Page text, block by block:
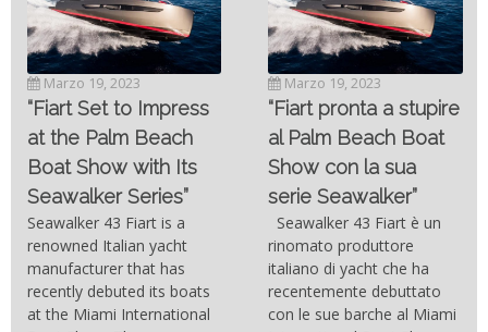
Marzo 19, 2023
“Fiart pronta a stupire
al Palm Beach Boat
Show con la sua
serie Seawalker”
Seawalker 43 Fiart è un
rinomato produttore
italiano di yacht che ha
recentemente debuttato
con le sue barche al Miami
Novembre 6, 2022
SC- 46 il catamarano
ad alte prestazioni
targato Outerlimits.
delle moderne tecnologie
costruttive e dei nuovi
materiali come la fibra di
carbonio hanno consentito
di costruire catamarani
sempre più belli, compatti,
resistenti, leggeri e